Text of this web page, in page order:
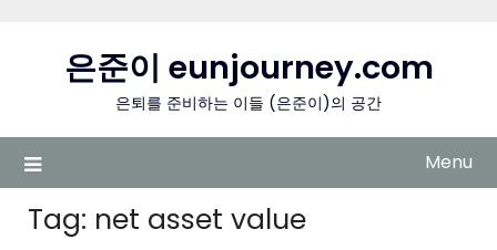
content은준이 eunjourney.com
은퇴를 준비하는 이들 (은준이)의 공간
Menu
Tag: net asset value